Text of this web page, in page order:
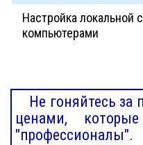
Настройка локальной
компьютерами
Не гоняйтесь за
ценами,